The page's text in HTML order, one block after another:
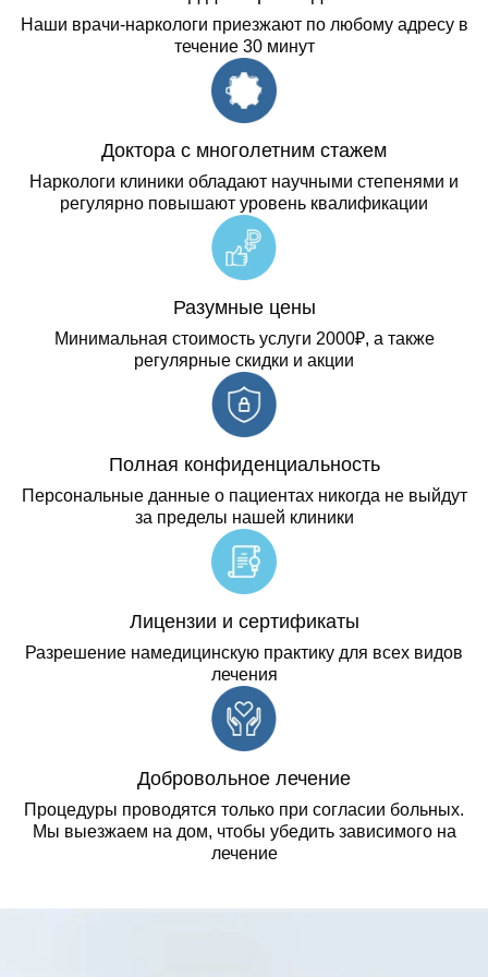
Наши врачи-наркологи приезжают по любому адресу в
течение 30 минут
Доктора с многолетним стажем
Наркологи клиники обладают научными степенями и
регулярно повышают уровень квалификации
Разумные цены
Минимальная стоимость услуги 2000₽, а также
регулярные скидки и акции
Полная конфиденциальность
Персональные данные о пациентах никогда не выйдут
за пределы нашей клиники
Лицензии и сертификаты
Разрешение намедицинскую практику для всех видов
лечения
Добровольное лечение
Процедуры проводятся только при согласии больных.
Мы выезжаем на дом, чтобы убедить зависимого на
лечение